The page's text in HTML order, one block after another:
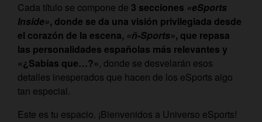
Cada título se compone de 3 secciones «eSports
Inside», donde se da una visión privilegiada desde
el corazón de la escena, «ñ-Sports», que repasa
las personalidades españolas más relevantes y
«¿Sabías que…?», donde se desvelarán esos
detalles inesperados que hacen de los eSports algo
tan especial.
Este es tu espacio. ¡Bienvenidos a Universo eSports!